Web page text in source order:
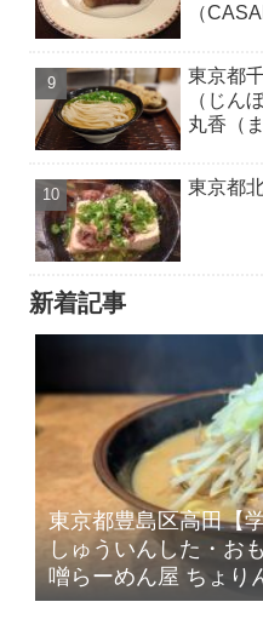
（
東京都
（じん
丸香（
東京都
新着記事
東京都豊島区高田【
しゅういんした・お
噌らーめん屋 ちょり